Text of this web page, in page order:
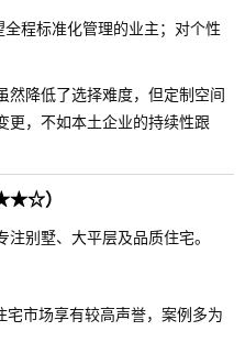
程标准化管理的业主；对个性
然降低了选择难度，但定制空间
更，不如本土企业的持续性跟
）
别墅、大平层及品质住宅。
宅市场享有较高声誉，案例多为